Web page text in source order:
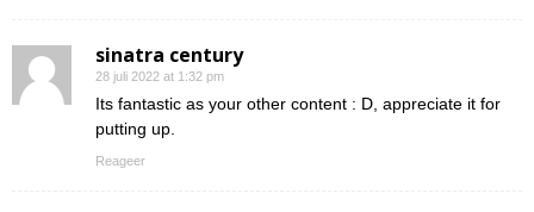
sinatra century
28 juli 2022 at 1:32 pm
Its fantastic as your other content : D, appreciate it for
putting up.
Reageer